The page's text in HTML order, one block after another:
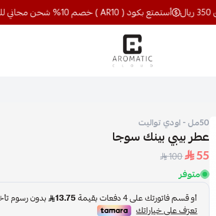
أستمتع بكود ( AR10 ) خصم 10% شحن مجاني للمشتريات فوق 350 ريال
اروماتيك كلاود
50مل - اودي تواليت
عطر بيبي بينك سوجا
55
100
متوفر